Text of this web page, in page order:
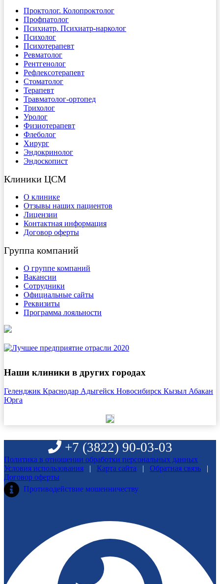
Проктолог. Колопроктолог
Профпатолог
Психиатр. Психиатр-нарколог
Психолог
Психотерапевт
Ревматолог
Рентгенолог
Рефлексотерапевт
Стоматолог
Терапевт
Травматолог-ортопед
Трихолог
Уролог
Физиотерапевт
Флеболог
Хирург
Эндокринолог
Эндоскопист
Клиники ЦСМ
О клинике
Отзывы наших пациентов
Лицензии
Контактная информация
Договор оферты
Группа компаний
О группе компаний
Вакансии
Сотрудники
Официальные сайты
Реквизиты
Программа лояльности
Наши клиники в других городах
Геленджик Краснодар Адыгейск Новосибирск Кызыл Абакан
Юрга
+7 (3822) 90-03-03
Политика в отношении обработки персональных данных
Условия использования
| Карта сайта | Обратная связь
|
Договор оферты
Противодействие мошенничеству